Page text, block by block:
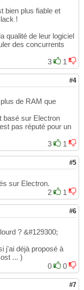
bien plus fiable et
!
qualité de leur logiciel
des concurrents
3
1
#4
de RAM que
basé sur Electron
pas réputé pour un
3
1
#5
sur Electron.
2
1
#6
? &#129300;
j'ai déjà proposé à
... )
0
0
#7